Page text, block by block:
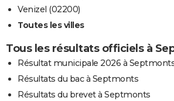
Venizel (02200)
Toutes les villes
Tous les résultats officiels à
Résultat municipale 2026 à
Résultats du bac à Septmonts
Résultats du brevet à Septmonts